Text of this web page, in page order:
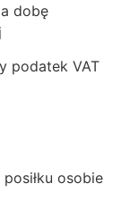
dobę
VAT
osobie